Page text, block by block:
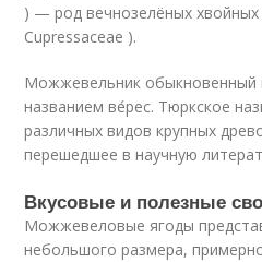
) — род вечнозелёных хвойных
Cupressaceae ).
Можжевельник обыкновенный
названием ве́рес. Тюркское
различных видов крупных
перешедшее в научную
Вкусовые и полезные
Можжевеловые ягоды
небольшого размера,